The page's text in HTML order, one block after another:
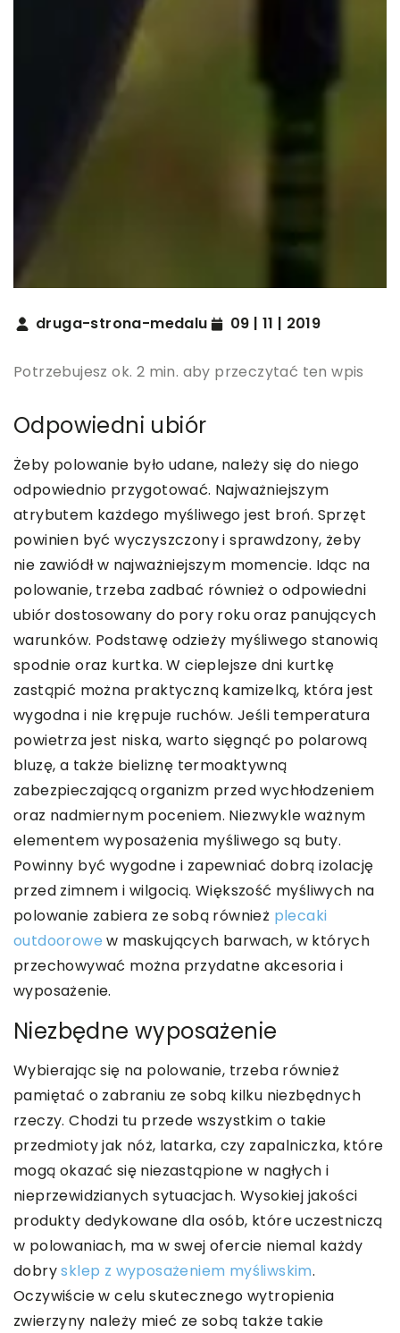
druga-strona-medalu 09 | 11 | 2019
Potrzebujesz ok. 2 min. aby przeczytać ten wpis
Odpowiedni ubiór
Żeby polowanie było udane, należy się do niego
odpowiednio przygotować. Najważniejszym
atrybutem każdego myśliwego jest broń. Sprzęt
powinien być wyczyszczony i sprawdzony, żeby
nie zawiódł w najważniejszym momencie. Idąc na
polowanie, trzeba zadbać również o odpowiedni
ubiór dostosowany do pory roku oraz panujących
warunków. Podstawę odzieży myśliwego stanowią
spodnie oraz kurtka. W cieplejsze dni kurtkę
zastąpić można praktyczną kamizelką, która jest
wygodna i nie krępuje ruchów. Jeśli temperatura
powietrza jest niska, warto sięgnąć po polarową
bluzę, a także bieliznę termoaktywną
zabezpieczającą organizm przed wychłodzeniem
oraz nadmiernym poceniem. Niezwykle ważnym
elementem wyposażenia myśliwego są buty.
Powinny być wygodne i zapewniać dobrą izolację
przed zimnem i wilgocią. Większość myśliwych na
polowanie zabiera ze sobą również plecaki
outdoorowe w maskujących barwach, w których
przechowywać można przydatne akcesoria i
wyposażenie.
Niezbędne wyposażenie
Wybierając się na polowanie, trzeba również
pamiętać o zabraniu ze sobą kilku niezbędnych
rzeczy. Chodzi tu przede wszystkim o takie
przedmioty jak nóż, latarka, czy zapalniczka, które
mogą okazać się niezastąpione w nagłych i
nieprzewidzianych sytuacjach. Wysokiej jakości
produkty dedykowane dla osób, które uczestniczą
w polowaniach, ma w swej ofercie niemal każdy
dobrysklep z wyposażeniem myśliwskim.
Oczywiście w celu skutecznego wytropienia
zwierzyny należy mieć ze sobą także takie